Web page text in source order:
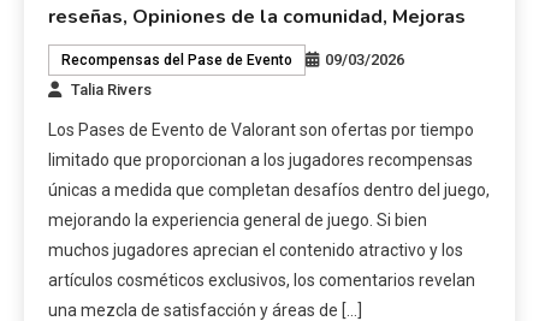
reseñas, Opiniones de la comunidad, Mejoras
Recompensas del Pase de Evento
09/03/2026
Talia Rivers
Los Pases de Evento de Valorant son ofertas por tiempo
limitado que proporcionan a los jugadores recompensas
únicas a medida que completan desafíos dentro del juego,
mejorando la experiencia general de juego. Si bien
muchos jugadores aprecian el contenido atractivo y los
artículos cosméticos exclusivos, los comentarios revelan
una mezcla de satisfacción y áreas de […]